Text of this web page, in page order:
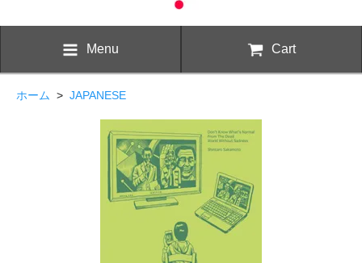
Menu Cart
ホーム > JAPANESE